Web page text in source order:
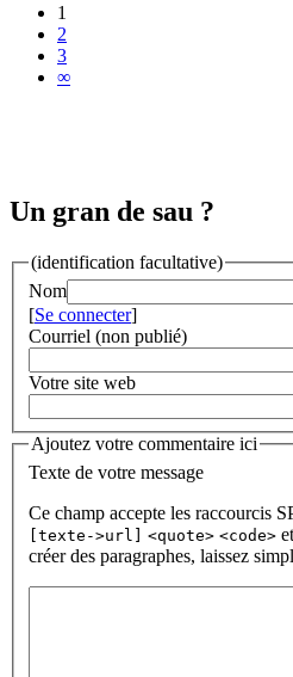
1
2
3
∞
Un gran de sau ?
(identification facultative)
Nom
[Se connecter]
Courriel (non publié)
Votre site web
Ajoutez votre commentaire ici
Texte de votre message
Ce champ accepte les raccourcis
[texte->url] <quote> <code>
créer des paragraphes, laissez